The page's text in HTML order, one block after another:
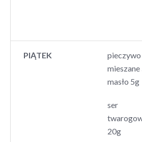
PIĄTEK
pieczywo
masło 5g
ser
20g